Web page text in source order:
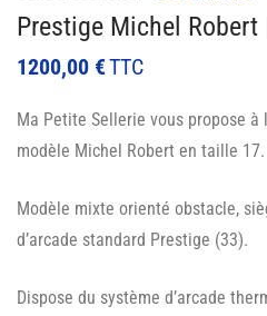
Prestige Michel Robert
1200,00 €TTC
Ma Petite Sellerie vous propose
modèle Michel Robert en taille 17.
Modèle mixte orienté obstacle,
d’arcade standard Prestige (33).
Dispose du système d’arcade